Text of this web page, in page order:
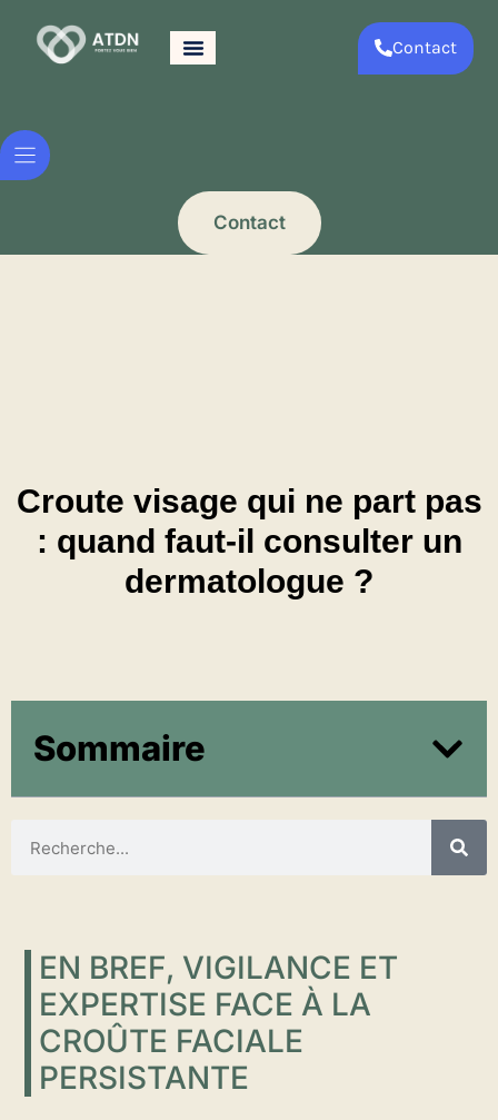
Contact
Contact
Croute visage qui ne part pas
: quand faut-il consulter un
dermatologue ?
Sommaire
EN BREF, VIGILANCE ET
EXPERTISE FACE À LA
CROÛTE FACIALE
PERSISTANTE